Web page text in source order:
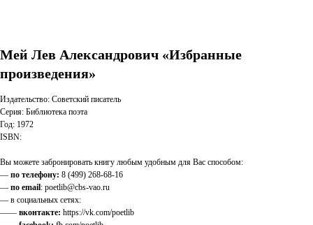
Мей Лев Александрович «Избранные
произведения»
Издательство: Советский писатель
Серия: Библиотека поэта
Год: 1972
ISBN:
Вы можете забронировать книгу любым удобным для Вас способом:
— по телефону: 8 (499) 268-68-16
— по email: poetlib@cbs-vao.ru
— в социальных сетях:
—— вконтакте: https://vk.com/poetlib